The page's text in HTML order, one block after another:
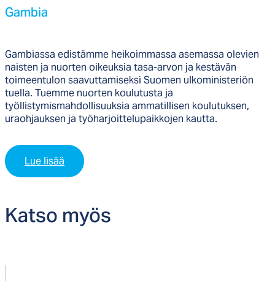
Gam­bia
Gambiassa edistämme heikoimmassa asemassa olevien
naisten ja nuorten oikeuksia tasa-arvon ja kestävän
toimeentulon saavuttamiseksi Suomen ulkoministeriön
tuella. Tuemme nuorten koulutusta ja
työllistymismahdollisuuksia ammatillisen koulutuksen,
uraohjauksen ja työharjoittelupaikkojen kautta.
Lue lisää
Kat­so myös